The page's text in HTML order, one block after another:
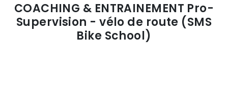
COACHING & ENTRAINEMENT Pro-
Supervision - vélo de route (SMS
Bike School)